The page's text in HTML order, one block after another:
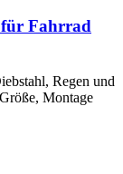
für Fahrrad
Regen und
Montage